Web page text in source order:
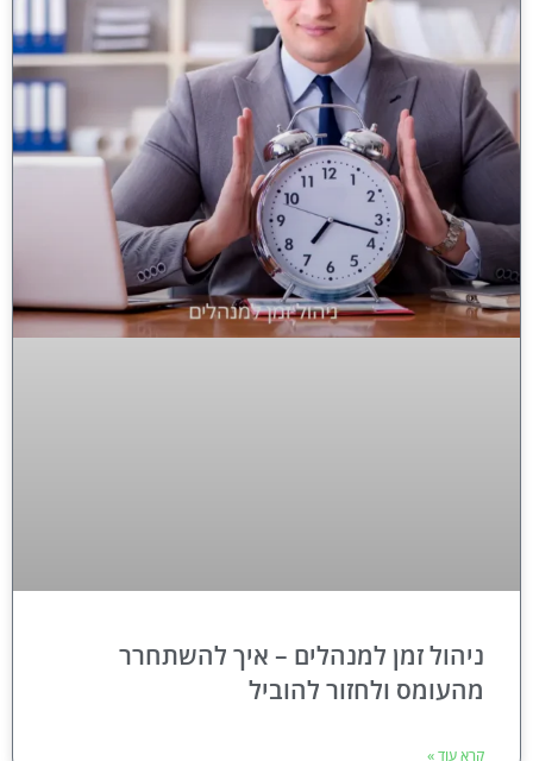
ניהול זמן למנהלים – איך להשתחרר
מהעומס ולחזור להוביל
קרא עוד »